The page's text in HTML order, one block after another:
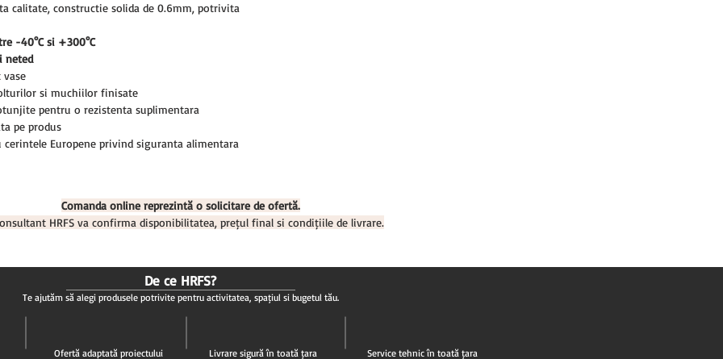
calitate, constructie solida de 0.6mm, potrivita
-40°C si +300°C
neted
vase
si muchiilor finisate
pentru o rezistenta suplimentara
pe produs
Europene privind siguranta alimentara
Comanda online reprezintă o solicitare de ofertă.
HRFS va confirma disponibilitatea, prețul final și condițiile de livrare.
De ce HRFS?
Te ajutăm să alegi produsele potrivite pentru activitatea, spațiul și bugetul tău.
Ofertă adaptată proiectului Livrare sigură în toată țara Service tehnic în toată țara